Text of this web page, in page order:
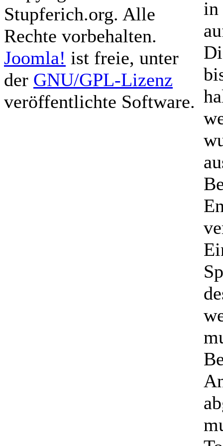
Stupferich.org. Alle
Rechte vorbehalten.
Joomla! ist freie, unter
der GNU/GPL-Lizenz
veröffentlichte Software.
in